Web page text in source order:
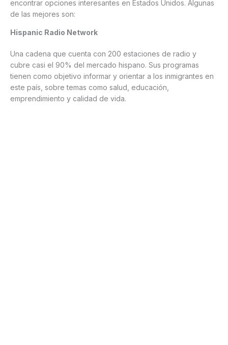
encontrar opciones interesantes en Estados Unidos. Algunas
de las mejores son:
Hispanic Radio Network
Una cadena que cuenta con 200 estaciones de radio y
cubre casi el 90% del mercado hispano. Sus programas
tienen como objetivo informar y orientar a los inmigrantes en
este país, sobre temas como salud, educación,
emprendimiento y calidad de vida.